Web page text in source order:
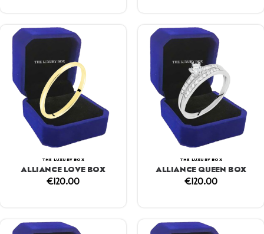
THE LUXURY BOX
ALLIANCE LOVE BOX
€120.00
THE LUXURY BOX
ALLIANCE QUEEN BOX
€120.00